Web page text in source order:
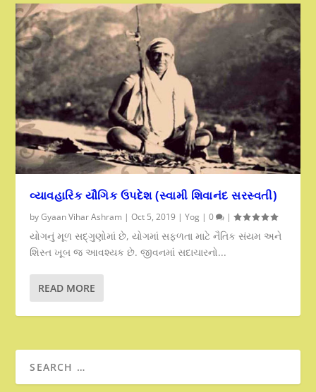
વ્યાવહારિક યૌગિક ઉપદેશ (સ્વામી શિવાનંદ સરસ્વતી)
byGyaan Vihar Ashram |Oct 5, 2019 |Yog |0 |
યોગનું મૂળ સદ્ગુણોમાં છે, યોગમાં સફળતા માટે નૈતિક સંયમ અને
શિસ્ત ખૂબ જ આવશ્યક છે. જીવનમાં સદાચારનો...
READ MORE